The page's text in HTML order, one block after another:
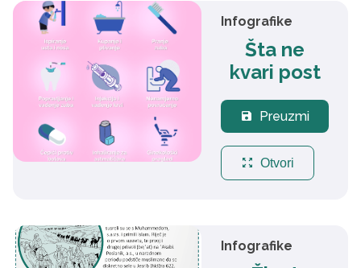
Infografike
Šta ne
kvari post
save Preuzmi
zoom_out_map Otvori
Infografike